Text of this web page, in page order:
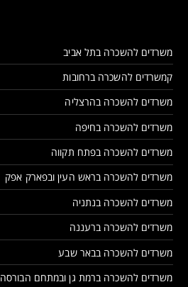
משרדים להשכרה בתל אביב
קמשרדים להשכרה ברחובות
משרדים להשכרה בהרצליה
משרדים להשכרה בחיפה
משרדים להשכרה בפתח תקווה
משרדים להשכרה בראש העין ובפארק אפק
משרדים להשכרה בנתניה
משרדים להשכרה ברעננה
משרדים להשכרה בבאר שבע
משרדים להשכרה ברמת גן ובמתחם הבורסה